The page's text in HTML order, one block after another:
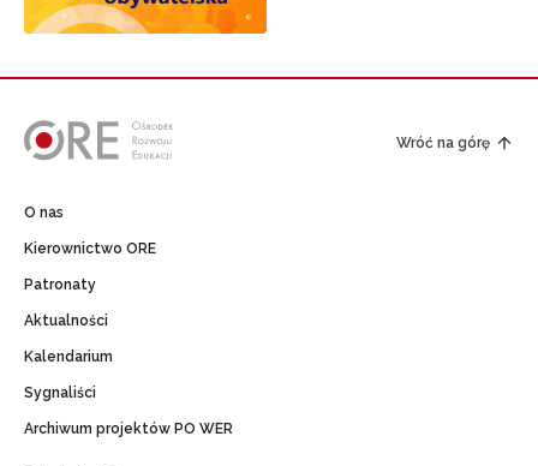
Wróć na górę
O nas
Kierownictwo ORE
Patronaty
Aktualności
Kalendarium
Sygnaliści
Archiwum projektów PO WER